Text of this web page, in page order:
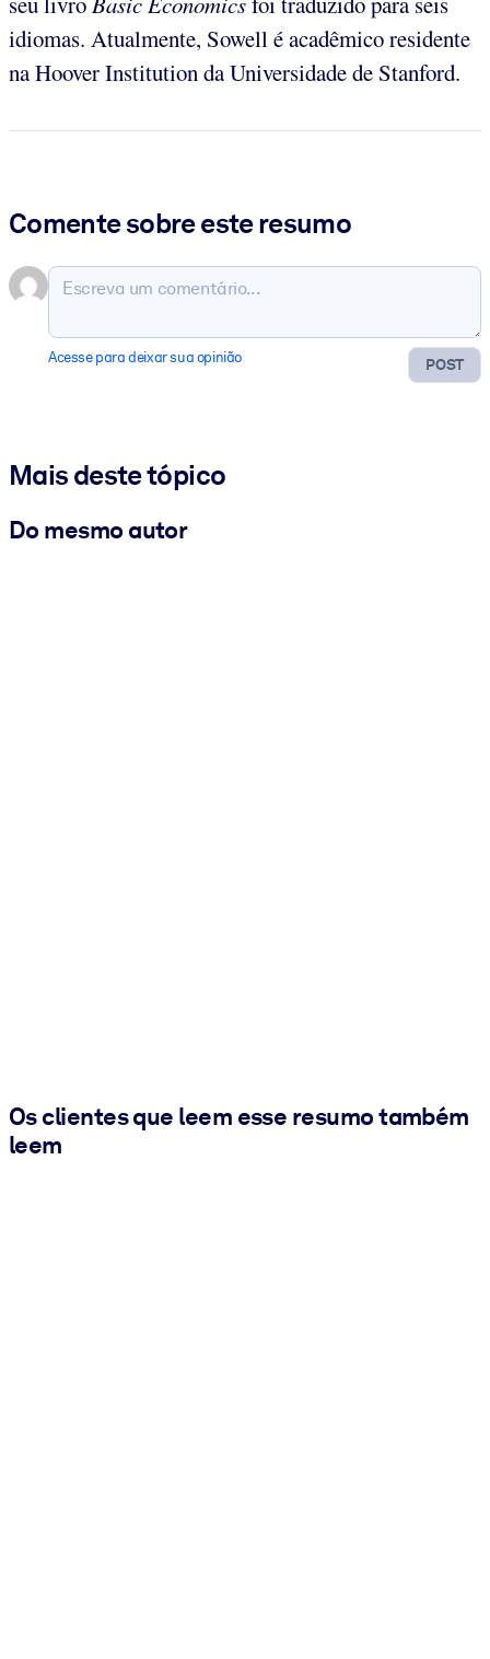
idiomas. Atualmente, Sowell é acadêmico residente
na Hoover Institution da Universidade de Stanford.
Comente sobre este resumo
POST
Acesse para deixar sua opinião
Mais deste tópico
Do mesmo autor
Os clientes que leem esse resumo também
leem